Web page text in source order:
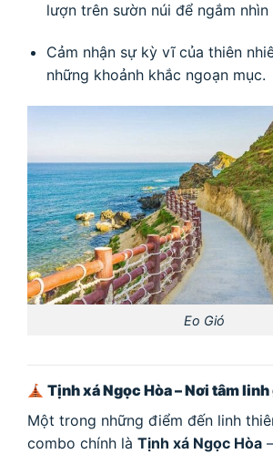
lượn trên sườn núi để ngắm
Cảm nhận sự kỳ vĩ của thiên
những khoảnh khắc ngoạn mục.
Eo Gió
Tịnh xá Ngọc Hòa – Nơi tâm
Một trong những điểm đến linh
combo chính là Tịnh xá Ngọc Hòa